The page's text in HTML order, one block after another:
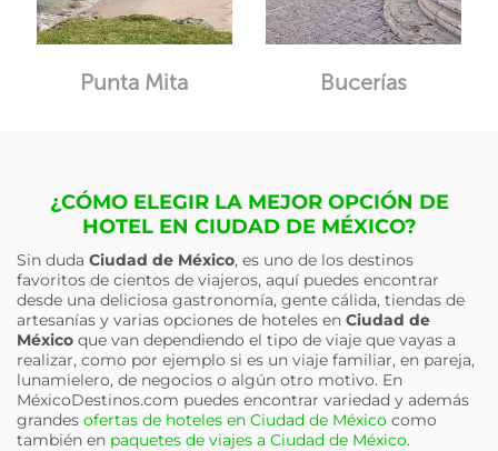
Punta Mita Bucerías
¿CÓMO ELEGIR LA MEJOR OPCIÓN DE
HOTEL EN CIUDAD DE MÉXICO?
Sin duda Ciudad de México, es uno de los destinos
favoritos de cientos de viajeros, aquí puedes encontrar
desde una deliciosa gastronomía, gente cálida, tiendas de
artesanías y varias opciones de hoteles en Ciudad de
México que van dependiendo el tipo de viaje que vayas a
realizar, como por ejemplo si es un viaje familiar, en pareja,
lunamielero, de negocios o algún otro motivo. En
MéxicoDestinos.com puedes encontrar variedad y además
grandes ofertas de hoteles en Ciudad de México como
también en paquetes de viajes a Ciudad de México.